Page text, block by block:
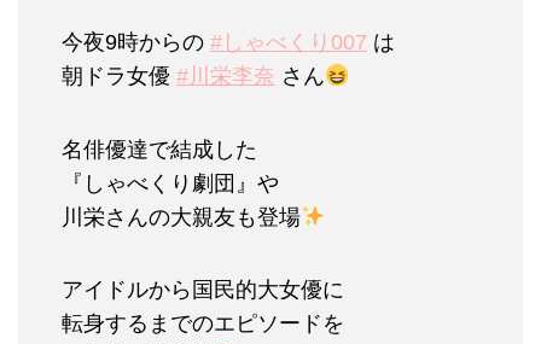
今夜9時からの #しゃべくり007 は
朝ドラ女優 #川栄李奈 さん
名俳優達で結成した
『しゃべくり劇団』や
川栄さんの大親友も登場
アイドルから国民的大女優に
転身するまでのエピソードを